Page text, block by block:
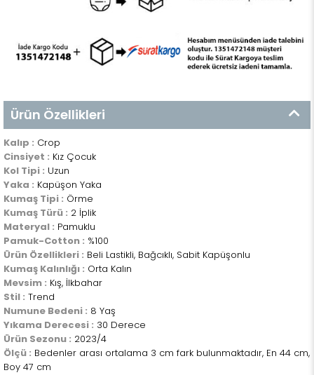
Ürün Özellikleri
Kalıp : Crop
Cinsiyet : Kız Çocuk
Kol Tipi : Uzun
Yaka : Kapüşon Yaka
Kumaş Tipi : Örme
Kumaş Türü : 2 İplik
Materyal : Pamuklu
Pamuk-Cotton : %100
Ürün Özellikleri : Beli Lastikli, Bağcıklı, Sabit Kapüşonlu
Kumaş Kalınlığı : Orta Kalın
Mevsim : Kış, İlkbahar
Stil : Trend
Numune Bedeni : 8 Yaş
Yıkama Derecesi : 30 Derece
Ürün Sezonu : 2023/4
Ölçü : Bedenler arası ortalama 3 cm fark bulunmaktadır, En 44 cm,
Boy 47 cm